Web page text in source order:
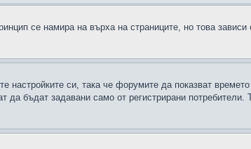
се намира на върха на страниците, но това зависи
настройките си, така че форумите да показват
бъдат задавани само от регистрирани потребители.